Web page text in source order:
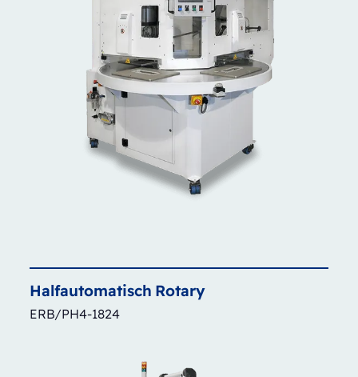
Halfautomatisch Rotary
ERB/PH4-1824